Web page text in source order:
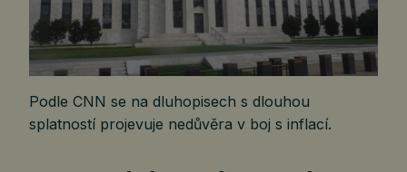
Podle CNN se na dluhopisech s dlouhou
splatností projevuje nedůvěra v boj s inflací.